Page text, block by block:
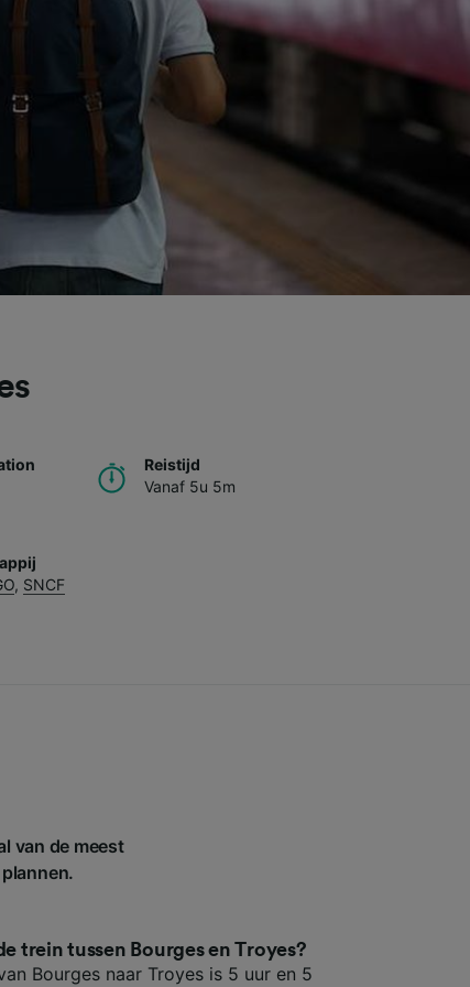
Reistijd
Vanaf 5u 5m
, SNCF
van de meest
trein tussen Bourges en Troyes?
Bourges naar Troyes is 5 uur en 5